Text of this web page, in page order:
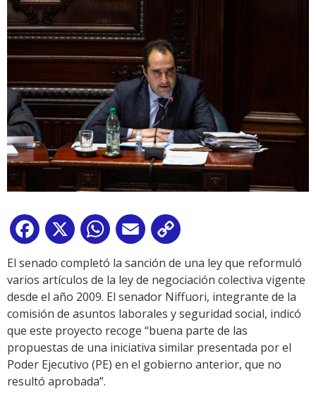
Facebook
X WhatsApp
Email
Link
El senado completó la sanción de una ley que reformuló
varios artículos de la ley de negociación colectiva vigente
desde el año 2009. El senador Niffuori, integrante de la
comisión de asuntos laborales y seguridad social, indicó
que este proyecto recoge “buena parte de las
propuestas de una iniciativa similar presentada por el
Poder Ejecutivo (PE) en el gobierno anterior, que no
resultó aprobada”.